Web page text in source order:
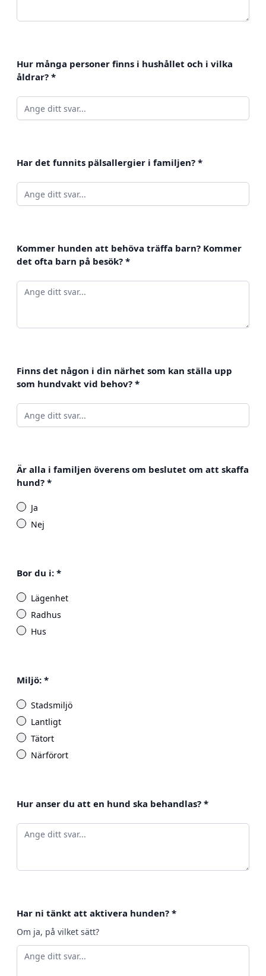
Hur många personer finns i hushållet och i vilka
åldrar? *
Har det funnits pälsallergier i familjen? *
Kommer hunden att behöva träffa barn? Kommer
det ofta barn på besök? *
Finns det någon i din närhet som kan ställa upp
som hundvakt vid behov? *
Är alla i familjen överens om beslutet om att skaffa
hund? *
Ja
Nej
Bor du i: *
Lägenhet
Radhus
Hus
Miljö: *
Stadsmiljö
Lantligt
Tätort
Närförort
Hur anser du att en hund ska behandlas? *
Har ni tänkt att aktivera hunden? *
Om ja, på vilket sätt?